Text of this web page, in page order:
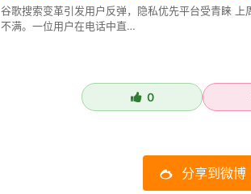
谷歌搜索变革引发用户反弹，隐私优先平台受青睐
不满。一位用户在电话中直…
0
分享到微博